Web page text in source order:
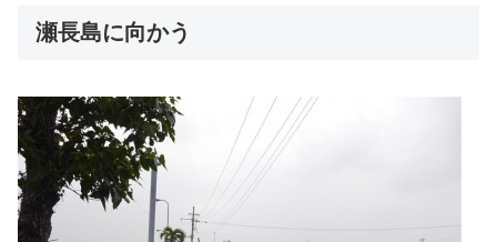
瀬長島に向かう